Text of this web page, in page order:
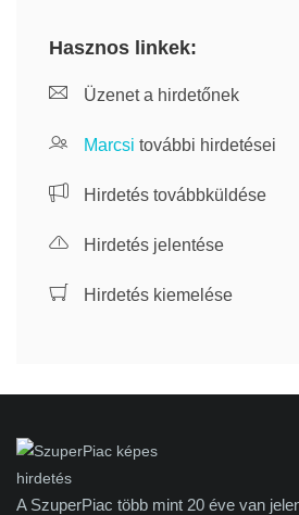
Hasznos linkek:
Üzenet a hirdetőnek
Marcsi további hirdetései
Hirdetés továbbküldése
Hirdetés jelentése
Hirdetés kiemelése
A SzuperPiac több mint 20 éve van